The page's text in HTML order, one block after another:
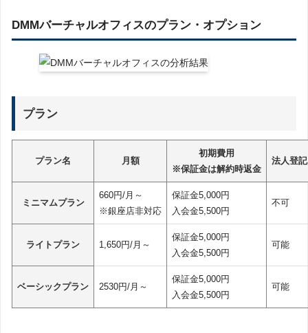
DMMバーチャルオフィスのプラン・オプション
プラン
プラン名 月額
初期費用
※保証金は解約時返金
法人登記
ミニマムプラン
660円/月～
※銀座店非対応
保証金5,000円
入会金5,500円
不可
ライトプラン 1,650円/月～
保証金5,000円
入会金5,500円
可能
ベーシックプラン 2530円/月～
保証金5,000円
入会金5,500円
可能